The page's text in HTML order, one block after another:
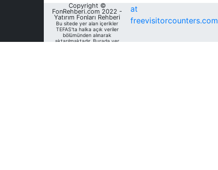
Copyright ©
FonRehberi.com 2022 -
Yatırım Fonları Rehberi
Bu sitede yer alan içerikler
TEFAS'ta halka açık veriler
bölümünden alınarak
aktarılmaktadır. Burada yer
at
freevisitorcounters.com